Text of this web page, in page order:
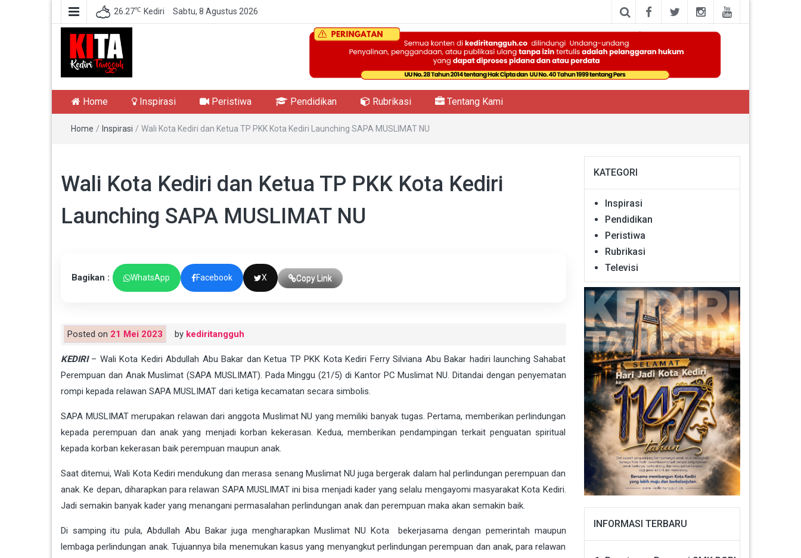
26.27℃ Kediri Sabtu, 8 Agustus 2026
Kediri Tangguh
Home Inspirasi Peristiwa Pendidikan Rubrikasi Tentang Kami
Home / Inspirasi / Wali Kota Kediri dan Ketua TP PKK Kota Kediri Launching SAPA MUSLIMAT NU
Wali Kota Kediri dan Ketua TP PKK Kota Kediri
Launching SAPA MUSLIMAT NU
Bagikan : WhatsApp Facebook X Copy Link
Posted on 21 Mei 2023 by kediritangguh
KEDIRI– Wali Kota Kediri Abdullah Abu Bakar dan Ketua TP PKK Kota Kediri Ferry Silviana Abu Bakar hadiri launching Sahabat
Perempuan dan Anak Muslimat (SAPA MUSLIMAT). Pada Minggu (21/5) di Kantor PC Muslimat NU. Ditandai dengan penyematan
rompi kepada relawan SAPA MUSLIMAT dari ketiga kecamatan secara simbolis.
SAPA MUSLIMAT merupakan relawan dari anggota Muslimat NU yang memiliki banyak tugas. Pertama, memberikan perlindungan
kepada perempuan dan anak yang menjadi korban kekerasan. Kedua, memberikan pendampingan terkait penguatan spiritual
kepada korban kekerasan baik perempuan maupun anak.
Saat ditemui, Wali Kota Kediri mendukung dan merasa senang Muslimat NU juga bergerak dalam hal perlindungan perempuan dan
anak. Ke depan, diharapkan para relawan SAPA MUSLIMAT ini bisa menjadi kader yang selalu mengayomi masyarakat Kota Kediri.
Jadi semakin banyak kader yang menangani permasalahan perlindungan anak dan perempuan maka akan semakin baik.
Di samping itu pula, Abdullah Abu Bakar juga mengharapkan Muslimat NU Kota bekerjasama dengan pemerintah maupun
lembaga perlindungan anak. Tujuannya bila menemukan kasus yang menyangkut perlindungan perempuan dan anak, para relawan
KATEGORI
Inspirasi
Pendidikan
Peristiwa
Rubrikasi
Televisi
INFORMASI TERBARU